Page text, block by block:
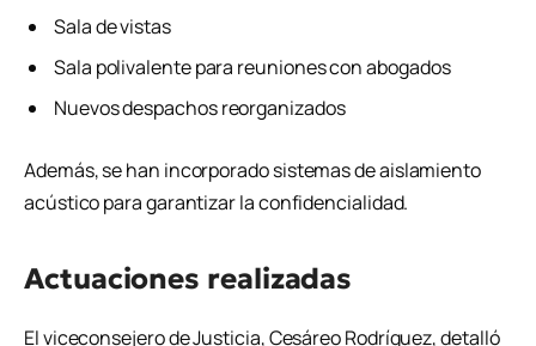
Sala de vistas
Sala polivalente para reuniones con abogados
Nuevos despachos reorganizados
Además, se han incorporado sistemas de aislamiento
acústico para garantizar la confidencialidad.
Actuaciones realizadas
El viceconsejero de Justicia,Cesáreo Rodríguez, detalló